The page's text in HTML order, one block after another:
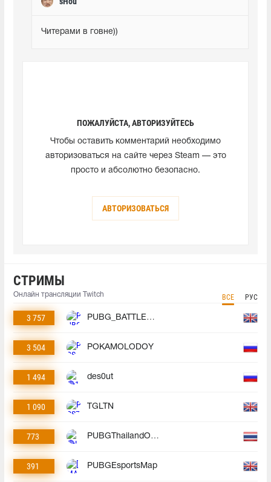
Читерами в говне))
ПОЖАЛУЙСТА, АВТОРИЗУЙТЕСЬ
Чтобы оставить комментарий необходимо
авторизоваться на сайте через Steam — это
просто и абсолютно безопасно.
АВТОРИЗОВАТЬСЯ
СТРИМЫ
Онлайн трансляции Twitch ВСЕ РУС
3 757 PUBG_BATTLEGROUNDS
3 504 POKAMOLODOY
1 494 des0ut
1 090 TGLTN
773 PUBGThailandOfficial
391 PUBGEsportsMap